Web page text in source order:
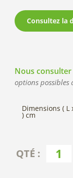
Consultez la
Nous consulter
options possibles
Dimensions ( L
) cm